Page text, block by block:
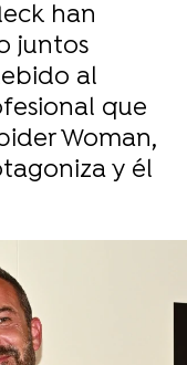
han
juntos
al
que
Woman,
y él
nada de
cara al